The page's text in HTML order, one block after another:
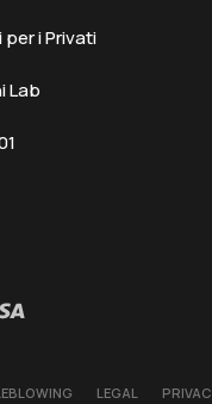
per i Privati
Lab
LEGAL